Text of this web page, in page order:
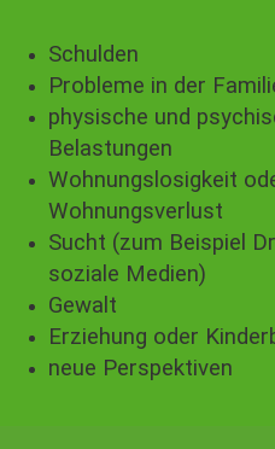
Schulden
Probleme in der
physische und
Belastungen
Wohnungslosigkeit
Wohnungsverlust
Sucht (zum Beispiel
soziale Medien)
Gewalt
Erziehung oder
neue Perspektiven